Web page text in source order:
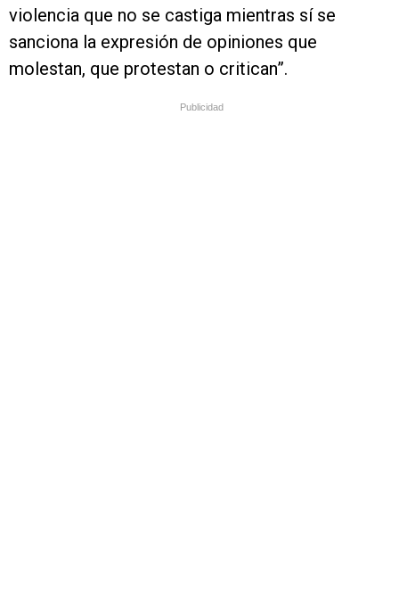
violencia que no se castiga mientras sí se
sanciona la expresión de opiniones que
molestan, que protestan o critican”.
Publicidad